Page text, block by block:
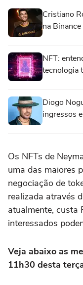
Cristiano
na Binance
NFT:
tecnologia
Diogo
ingressos
Os NFTs de
uma das maiores
negociação de
realizada através
atualmente, custa
interessados
Veja abaixo as
11h30 desta